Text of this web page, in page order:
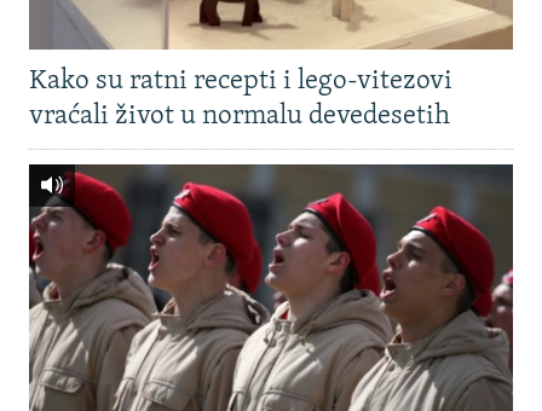
Kako su ratni recepti i lego-vitezovi
vraćali život u normalu devedesetih